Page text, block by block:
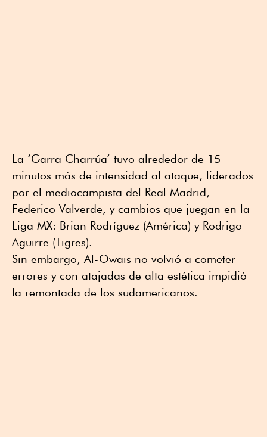
La ‘Garra Charrúa’ tuvo alrededor de 15
minutos más de intensidad al ataque, liderados
por el mediocampista del Real Madrid,
Federico Valverde, y cambios que juegan en la
Liga MX: Brian Rodríguez (América) y Rodrigo
Aguirre (Tigres).
Sin embargo, Al-Owais no volvió a cometer
errores y con atajadas de alta estética impidió
la remontada de los sudamericanos.